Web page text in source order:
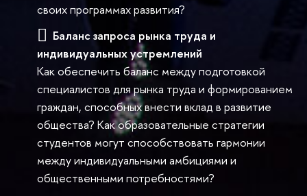
своих программах развития?
Баланс запроса рынка труда и
индивидуальных устремлений
Как обеспечить баланс между подготовкой
специалистов для рынка труда и формированием
граждан, способных внести вклад в развитие
общества? Как образовательные стратегии
студентов могут способствовать гармонии
между индивидуальными амбициями и
общественными потребностями?